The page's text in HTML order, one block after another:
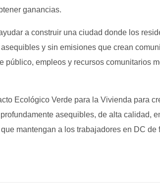
ganancias.
a construir una ciudad donde los
y sin emisiones que crean
público, empleos y recursos comunitarios
Ecológico Verde para la Vivienda para
asequibles, de alta calidad,
mantengan a los trabajadores en DC de